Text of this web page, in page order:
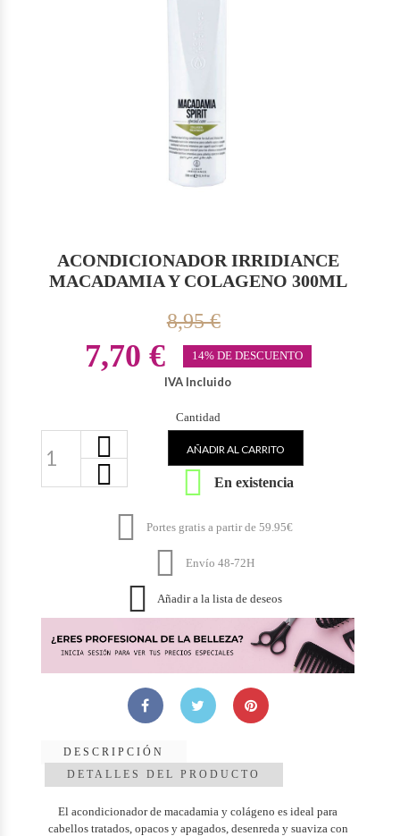
ACONDICIONADOR IRRIDIANCE
MACADAMIA Y COLAGENO 300ML
8,95 €
7,70 € 14% DE DESCUENTO
IVA Incluido
Cantidad
AÑADIR AL CARRITO
 En existencia
 Portes gratis a partir de 59.95€
 Envío 48-72H
 Añadir a la lista de deseos
DESCRIPCIÓN
DETALLES DEL PRODUCTO
El acondicionador de macadamia y colágeno es ideal para
cabellos tratados, opacos y apagados, desenreda y suaviza con